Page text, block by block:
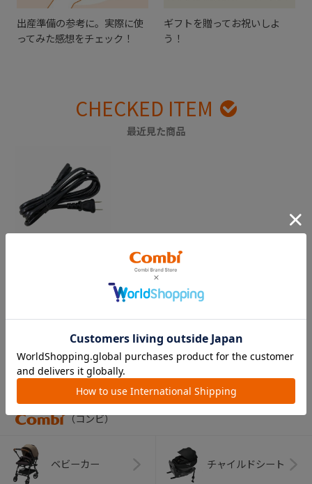
出産準備の参考に。実際に使
ってみた感想をチェック！
ギフトを贈ってお祝いしよ
う！
CHECKED ITEM
最近見た商品
CATEGORY
カテゴリー
（コンビ）
ベビーカー チャイルドシート